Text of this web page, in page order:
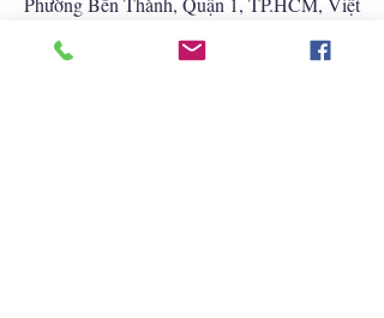
Nam